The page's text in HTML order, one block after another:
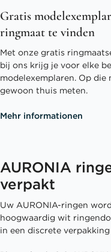
Gratis
ringmaat te vinden
Met onze gratis
bij ons krijg je voor elke
modelexemplaren. Op
gewoon thuis meten.
Mehr informationen
AURONIA
verpakt
Uw AURONIA-ringen
hoogwaardig wit
in een discrete